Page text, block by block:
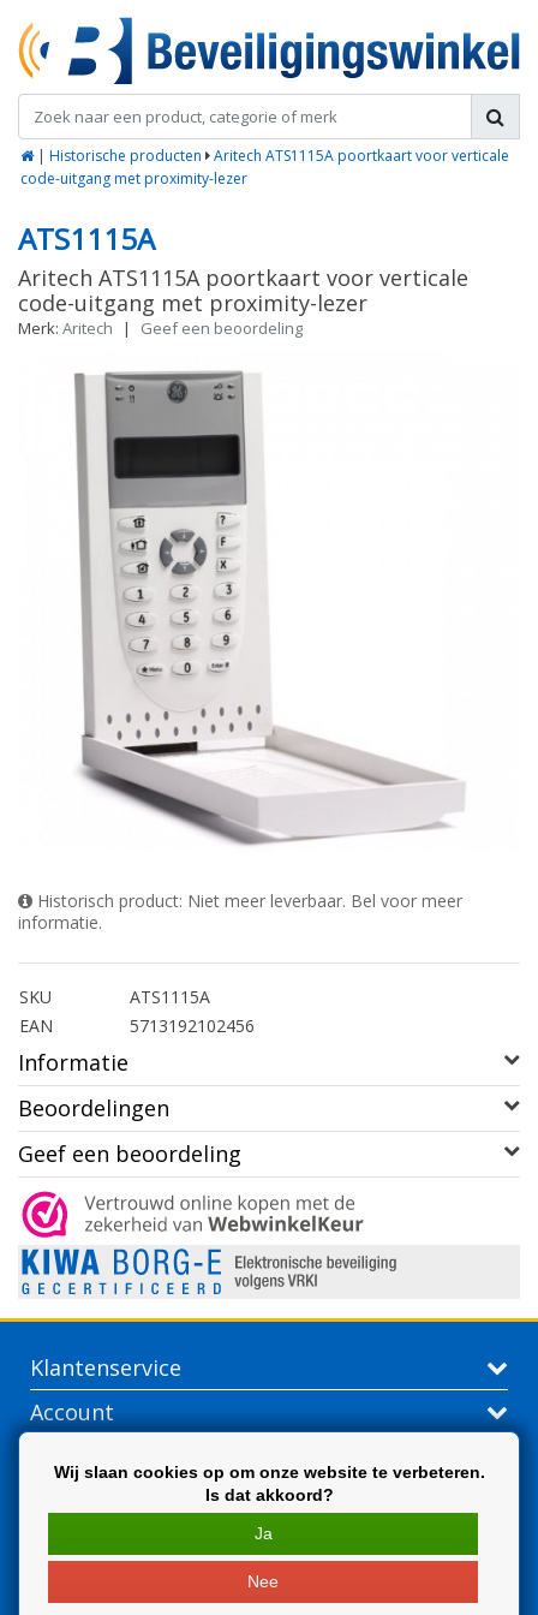
| Historische producten
Aritech ATS1115A poortkaart voor verticale
code-uitgang met proximity-lezer
ATS1115A
Aritech ATS1115A poortkaart voor verticale
code-uitgang met proximity-lezer
Merk: Aritech | Geef een beoordeling
Historisch product: Niet meer leverbaar. Bel voor meer
informatie.
SKU
ATS1115A
EAN
5713192102456
Informatie
Beoordelingen
Geef een beoordeling
Klantenservice
Account
Wij slaan cookies op om onze website te verbeteren.
Is dat akkoord?
Ja
Nee